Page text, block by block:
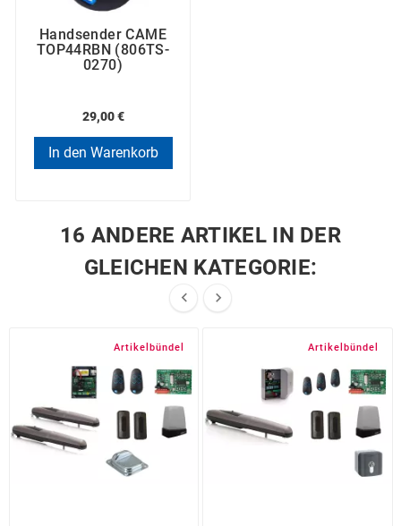
Handsender CAME
TOP44RBN (806TS-
0270)
29,00 €
In den Warenkorb
16 ANDERE ARTIKEL IN DER
GLEICHEN KATEGORIE:
 
Artikelbündel Artikelbündel